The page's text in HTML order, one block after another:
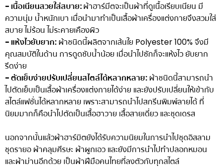
- เนื้อเนียนสวยใส่สบาย:ผ้าฮาร์มีตจะเป็นผ้าที่ดูเนื้อเรียบเนียน มี
ความนุ่ม น้ำหนักเบา เมื่อนำมาทำเป็นเสื้อผ้าเครื่องแต่งกายจึงสวมใส่
สบาย ไม่ร้อน ไม่ระคายเคืองผิว
- แห้งไวยับยาก: ผ้าชนิดนี้ผลิตจากเส้นใย Polyester 100% จึงมี
คุณสมบัติในด้าน การดูดซับน้ำน้อย เมื่อนำไปซักก็จะแห้งไว ยับยาก
รีดง่าย
- ตัดเย็บง่ายปรับเปลี่ยนสไตล์ได้หลากหลาย: ผ้าชนิดนี้สามารถนำ
ไปตัดเย็บเป็นเสื้อผ้าเครื่องแต่งกายได้ง่าย และยังปรับเปลี่ยนให้เข้ากับ
สไตล์แฟชั่นได้หลากหลาย เพราะสามารถนำไปสกรีนพิมพ์ลายได้ ที่
นิยมมากก็คือนำไปตัดเป็นเสื้อฮาวาย เสื้อสายเดี่ยว และชุดเดรส
นอกจากนั้นแล้วผ้าฮาร์มิตยังได้รับความนิยมในการนำไปชุดอิสลาม
ชุดรายอ ผ้าคลุมศีรษะ ผ้าผูกเอว และยังมีการนำไปทำปลอกหมอน
และผ้าม่านอีกด้วย เป็นผ้าฝีมือคนไทยที่ลงตัวกับทุกสไตล์